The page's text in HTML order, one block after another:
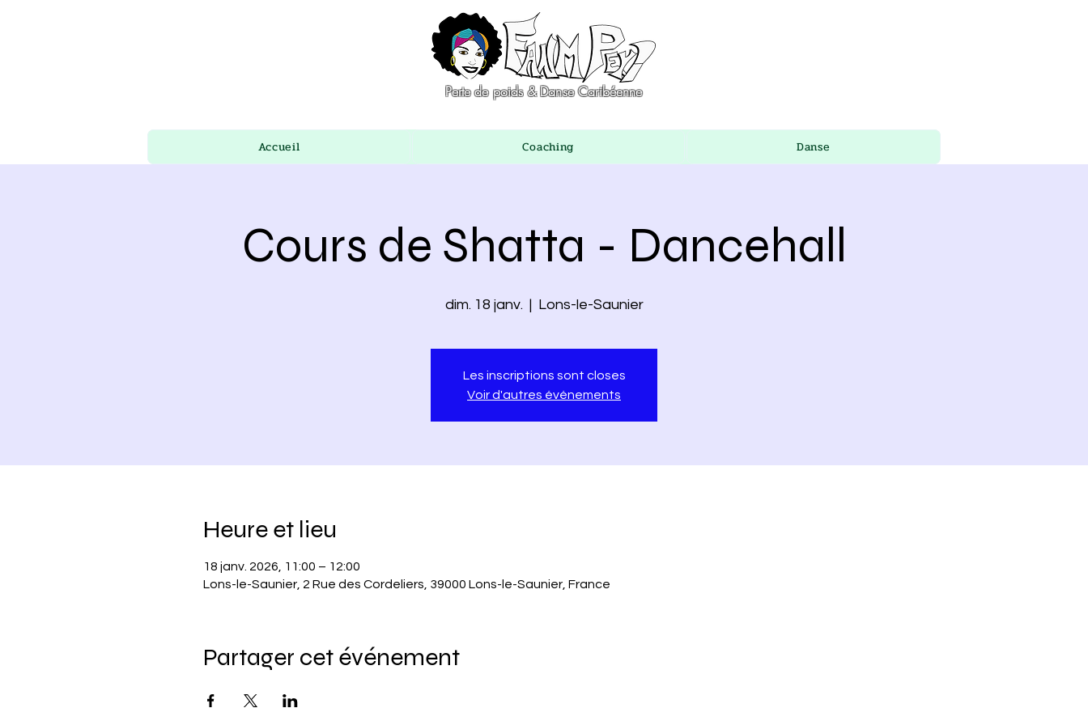
Perte de poids & Danse Caribéenne
Accueil Coaching Danse
Cours de Shatta - Dancehall
dim. 18 janv.
  |
Lons-le-Saunier
Les inscriptions sont closes
Voir d'autres événements
Heure et lieu
18 janv. 2026, 11:00 – 12:00
Lons-le-Saunier, 2 Rue des Cordeliers, 39000 Lons-le-Saunier, France
Partager cet événement